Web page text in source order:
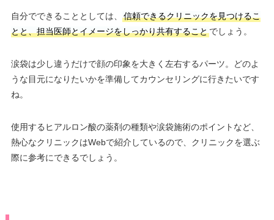
自分でできることとしては、
信頼できるクリニックを見つけるこ
とと、担当医師とイメージをしっかり共有することでしょう。
涙袋は少し違うだけで顔の印象を大きく左右するパーツ。どのよ
うな目元になりたいかを準備してカウンセリングに行きたいです
ね。
使用するヒアルロン酸の薬剤の種類や涙袋施術のポイントなど、
熱心なクリニックはWebで紹介しているので、クリニックを選ぶ
際に参考にできるでしょう。